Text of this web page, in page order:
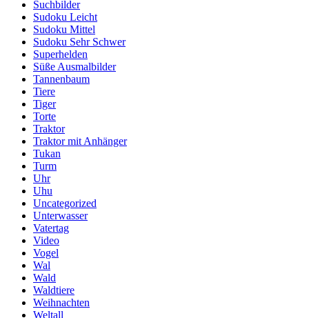
Suchbilder
Sudoku Leicht
Sudoku Mittel
Sudoku Sehr Schwer
Superhelden
Süße Ausmalbilder
Tannenbaum
Tiere
Tiger
Torte
Traktor
Traktor mit Anhänger
Tukan
Turm
Uhr
Uhu
Uncategorized
Unterwasser
Vatertag
Video
Vogel
Wal
Wald
Waldtiere
Weihnachten
Weltall